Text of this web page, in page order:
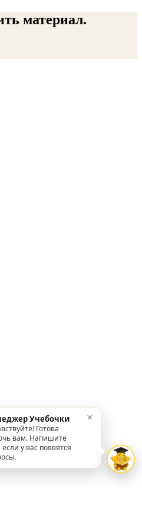
материал.
Учебочки
Готова
вам. Напишите
у вас появятся
×